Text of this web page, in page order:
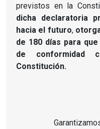
previstos en la
dicha declaratoria
hacia el futuro,
de 180 días para
de
Constitución.